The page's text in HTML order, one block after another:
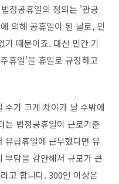
정공휴일의 정의는 '관공
의해 공휴일이 된 날로, 민
기 때문이죠. 대신 민간 기
휴일'을 휴일로 규정하고
수가 크게 차이가 날 수밖에
는 법정공휴일이 근로기준
유급휴일에 근무했다면 유
부담을 감안해서 규모가 큰
고 합니다. 300인 이상은